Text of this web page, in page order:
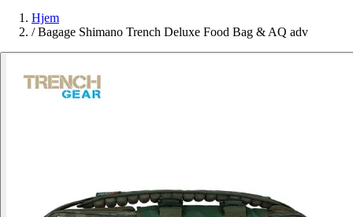
Hjem
/ Bagage Shimano Trench Deluxe Food Bag & AQ adv